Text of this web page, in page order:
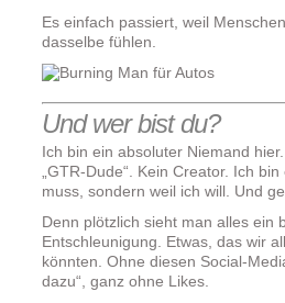
Es einfach passiert, weil
dasselbe fühlen.
Und wer bist du?
Ich bin ein absoluter Niemand
„GTR-Dude“. Kein Creator. Ich
muss, sondern weil ich will. Und
Denn plötzlich sieht man alles ein
Entschleunigung. Etwas, das wir
könnten. Ohne diesen Social-
dazu“, ganz ohne Likes.